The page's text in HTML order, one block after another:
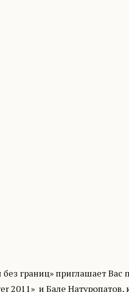
границ» приглашает Вас
2011» и Бале Натуропатов,